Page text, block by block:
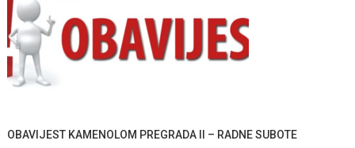
OBAVIJEST KAMENOLOM PREGRADA II – RADNE SUBOTE